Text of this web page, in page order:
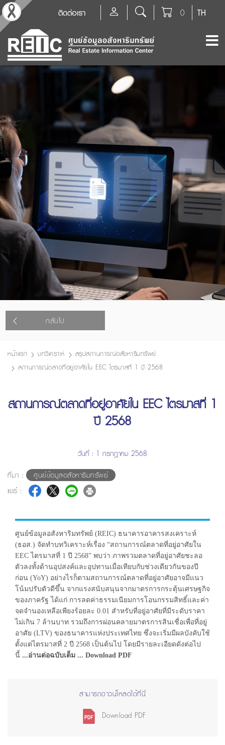
TH
0
ติดต่อเรา
กลับไป
หน้าแรก บทวิเคราะห์
สรุปสถานการณ์อสังหาริมทรัพย์
สถานการณ์ตลาดที่อยู่อาศัยใน EEC ไตรมาสที่ 1 ปี 2568
สถานการณ์ตลาดที่อยู่อาศัยใน EEC ไตรมาสที่ 1
ปี 2568
วันที่ : 1 กรกฎาคม 2568
ที่มา :
ศูนย์ข้อมูลอสังหาริมทรัพย์
แชร์ :
ศูนย์ข้อมูลอสังหาริมทรัพย์ (REIC) ธนาคารอาคารสงเคราะห์
(ธอส.) จัดทำบทวิเคราะห์เรื่อง “สถานการณ์ตลาดที่อยู่อาศัยใน
EEC ไตรมาสที่ 1 ปี 2568” พบว่า ภาพรวมตลาดที่อยู่อาศัยชะลอ
ตัวลงทั้งด้านอุปสงค์และอุปทานเมื่อเทียบกับช่วงเดียวกันของปี
ก่อน (YoY) อย่างไรก็ตามสถานการณ์ตลาดที่อยู่อาศัยอาจมีแนว
โน้มปรับตัวดีขึ้น จากแรงสนับสนุนจากมาตรการกระตุ้นเศรษฐกิจ
ของภาครัฐ ได้แก่ การลดค่าธรรมเนียมการโอนกรรมสิทธิ์และค่า
จดจำนองเหลือเพียงร้อยละ 0.01 สำหรับที่อยู่อาศัยที่มีระดับราคา
ไม่เกิน 7 ล้านบาท รวมถึงการผ่อนคลายมาตรการสินเชื่อเพื่อที่อยู่
อาศัย (LTV) ของธนาคารแห่งประเทศไทย ซึ่งจะเริ่มมีผลบังคับใช้
ตั้งแต่ไตรมาสที่ 2 ปี 2568 เป็นต้นไป โดยมีรายละเอียดดังต่อไป
นี้ ...อ่านต่อฉบับเต็ม ... Download PDF
สามารถดาวน์โหลดได้ที่นี่
Download PDF